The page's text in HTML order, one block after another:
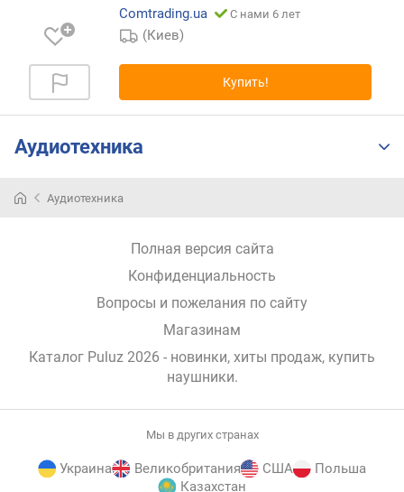
у
л
я
н
с
т
х
д
о
г
Comtrading.ua С нами 6 лет
(Киев)
Купить!
Аудиотехника
Аудиотехника
Полная версия сайта
Конфиденциальность
Вопросы и пожелания по сайту
Магазинам
Каталог Puluz 2026 - новинки, хиты продаж, купить
наушники.
Мы в других странах
Украина Великобритания США
Польша
Казахстан